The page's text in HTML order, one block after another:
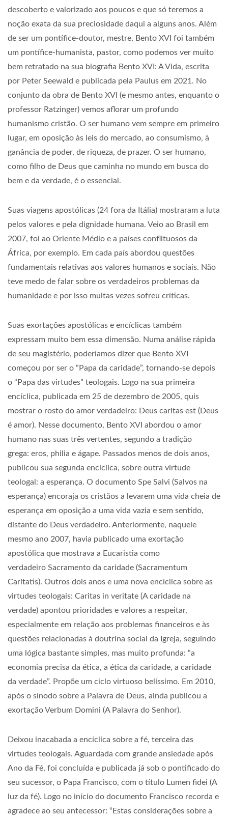
descoberto e valorizado aos poucos e que só teremos a
noção exata da sua preciosidade daqui a alguns anos. Além
de ser um pontífice-doutor, mestre, Bento XVI foi também
um pontífice-humanista, pastor, como podemos ver muito
bem retratado na sua biografia Bento XVI: A Vida, escrita
por Peter Seewald e publicada pela Paulus em 2021. No
conjunto da obra de Bento XVI (e mesmo antes, enquanto o
professor Ratzinger) vemos aflorar um profundo
humanismo cristão. O ser humano vem sempre em primeiro
lugar, em oposição às leis do mercado, ao consumismo, à
ganância de poder, de riqueza, de prazer. O ser humano,
como filho de Deus que caminha no mundo em busca do
bem e da verdade, é o essencial.
Suas viagens apostólicas (24 fora da Itália) mostraram a luta
pelos valores e pela dignidade humana. Veio ao Brasil em
2007, foi ao Oriente Médio e a países conflituosos da
África, por exemplo. Em cada país abordou questões
fundamentais relativas aos valores humanos e sociais. Não
teve medo de falar sobre os verdadeiros problemas da
humanidade e por isso muitas vezes sofreu críticas.
Suas exortações apostólicas e encíclicas também
expressam muito bem essa dimensão. Numa análise rápida
de seu magistério, poderíamos dizer que Bento XVI
começou por ser o “Papa da caridade”, tornando-se depois
o “Papa das virtudes” teologais. Logo na sua primeira
encíclica, publicada em 25 de dezembro de 2005, quis
mostrar o rosto do amor verdadeiro: Deus caritas est (Deus
é amor). Nesse documento, Bento XVI abordou o amor
humano nas suas três vertentes, segundo a tradição
grega: eros, philia e ágape. Passados menos de dois anos,
publicou sua segunda encíclica, sobre outra virtude
teologal: a esperança. O documento Spe Salvi (Salvos na
esperança) encoraja os cristãos a levarem uma vida cheia de
esperança em oposição a uma vida vazia e sem sentido,
distante do Deus verdadeiro. Anteriormente, naquele
mesmo ano 2007, havia publicado uma exortação
apostólica que mostrava a Eucaristia como
verdadeiro Sacramento da caridade (Sacramentum
Caritatis). Outros dois anos e uma nova encíclica sobre as
virtudes teologais: Caritas in veritate (A caridade na
verdade) apontou prioridades e valores a respeitar,
especialmente em relação aos problemas financeiros e às
questões relacionadas à doutrina social da Igreja, seguindo
uma lógica bastante simples, mas muito profunda: “a
economia precisa da ética, a ética da caridade, a caridade
da verdade”. Propõe um ciclo virtuoso belíssimo. Em 2010,
após o sínodo sobre a Palavra de Deus, ainda publicou a
exortação Verbum Domini (A Palavra do Senhor).
Deixou inacabada a encíclica sobre a fé, terceira das
virtudes teologais. Aguardada com grande ansiedade após
Ano da Fé, foi concluída e publicada já sob o pontificado do
seu sucessor, o Papa Francisco, com o título Lumen fidei (A
luz da fé). Logo no início do documento Francisco recorda e
agradece ao seu antecessor: “Estas considerações sobre a